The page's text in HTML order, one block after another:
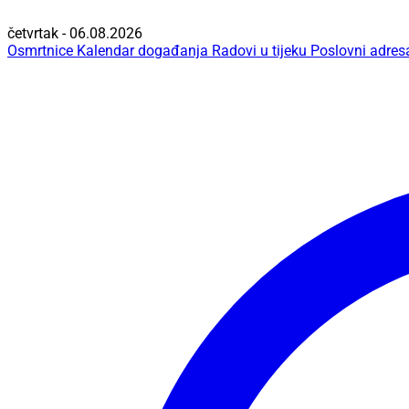
četvrtak - 06.08.2026
Osmrtnice Kalendar događanja Radovi u tijeku Poslovni